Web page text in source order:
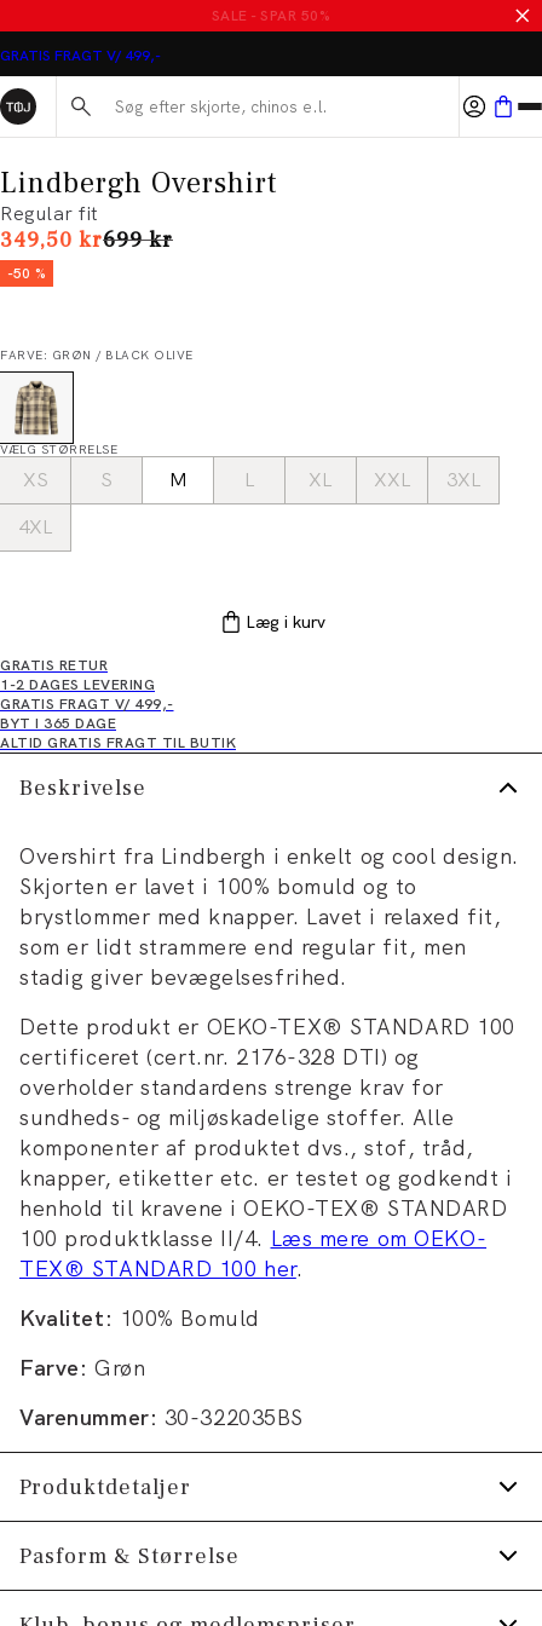
MASSER AF VARER PÅ UDSALG
GRATIS FRAGT V/ 499,-
Søg her...
Lindbergh Overshirt
Regular fit
349,50 krI alt (uden rabat)
699 kr
-50 %
FARVE: GRØN / BLACK OLIVE
VÆLG STØRRELSE
XS S M L XL XXL
3XL
4XL
Læg i kurv
GRATIS RETUR
1-2 DAGES LEVERING
GRATIS FRAGT V/ 499,-
BYT I 365 DAGE
ALTID GRATIS FRAGT TIL BUTIK
Beskrivelse
Overshirt fra Lindbergh i enkelt og cool design.
Skjorten er lavet i 100% bomuld og to
brystlommer med knapper. Lavet i relaxed fit,
som er lidt strammere end regular fit, men
stadig giver bevægelsesfrihed.
Dette produkt er OEKO-TEX® STANDARD 100
certificeret (cert.nr. 2176-328 DTI) og
overholder standardens strenge krav for
sundheds- og miljøskadelige stoffer. Alle
komponenter af produktet dvs., stof, tråd,
knapper, etiketter etc. er testet og godkendt i
henhold til kravene i OEKO-TEX® STANDARD
100 produktklasse II/4. Læs mere om OEKO-
TEX® STANDARD 100 her.
Kvalitet: 100% Bomuld
Farve: Grøn
Varenummer: 30-322035BS
Produktdetaljer
Certificeret med OEKO-TEX® STANDARD
100.
Pasform & Størrelse